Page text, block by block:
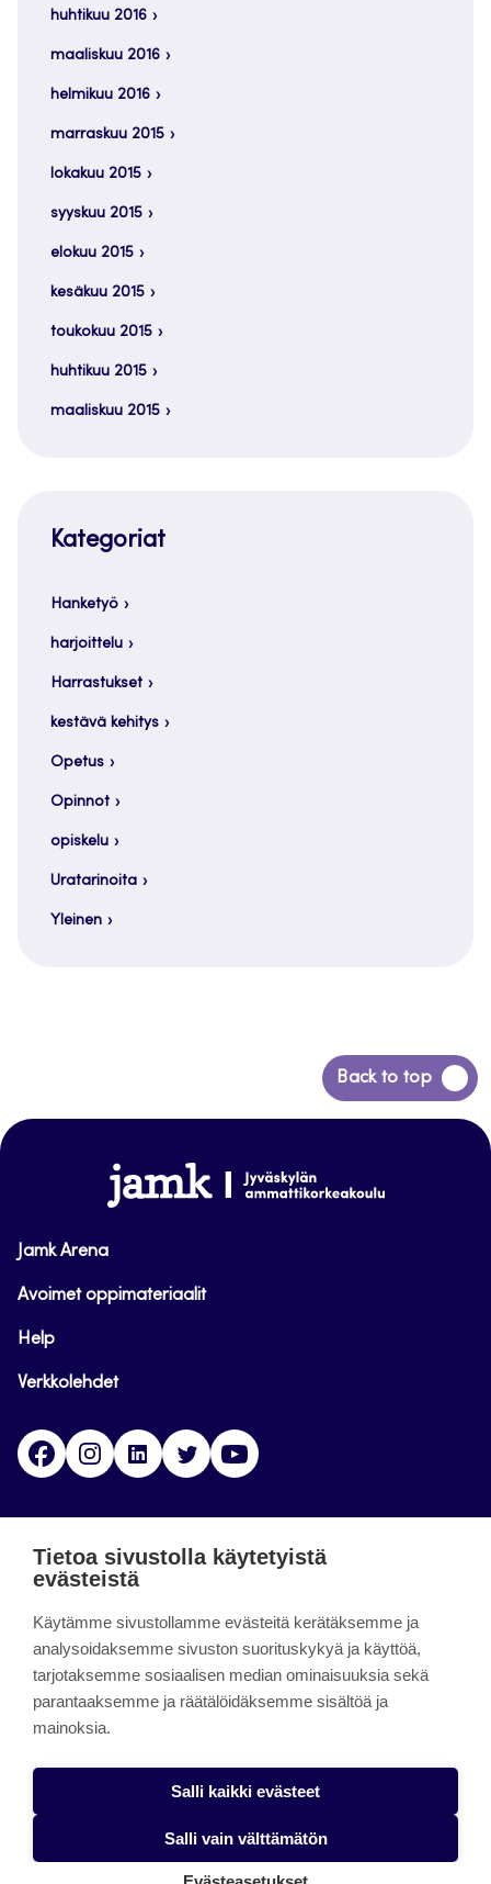
huhtikuu 2016
maaliskuu 2016
helmikuu 2016
marraskuu 2015
lokakuu 2015
syyskuu 2015
elokuu 2015
kesäkuu 2015
toukokuu 2015
huhtikuu 2015
maaliskuu 2015
Kategoriat
Hanketyö
harjoittelu
Harrastukset
kestävä kehitys
Opetus
Opinnot
opiskelu
Uratarinoita
Yleinen
Back to top
Siirry
takaisin
www.jamk.fi
Jamk Arena
Avoimet oppimateriaalit
Help
Verkkolehdet
FacebookInstagramLinkedinTwitter
päättynyt 11.9.2023.
About the site
Käyttöehdot
Saavutettavuusseloste
Alasottoilmoitus
Tietoa sivustolla käytetyistä
evästeistä
Käytämme sivustollamme evästeitä kerätäksemme ja
analysoidaksemme sivuston suorituskykyä ja käyttöä,
tarjotaksemme sosiaalisen median ominaisuuksia sekä
parantaaksemme ja räätälöidäksemme sisältöä ja
mainoksia.
Salli kaikki evästeet
Salli vain välttämätön